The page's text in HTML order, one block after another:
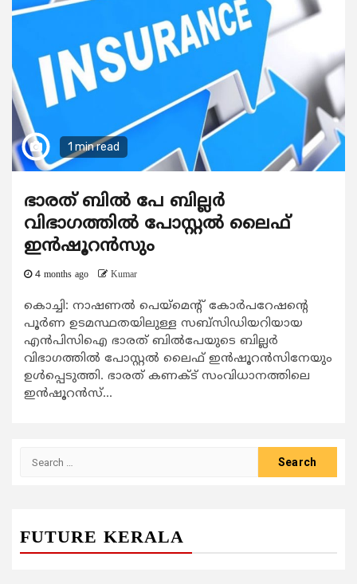
1 min read
ഭാരത് ബില്‍ പേ ബില്ലര്‍
വിഭാഗത്തില്‍ പോസ്റ്റല്‍ ലൈഫ്
ഇന്‍ഷൂറന്‍സും
4 months ago Kumar
കൊച്ചി: നാഷണല്‍ പെയ്മെന്‍റ് കോര്‍പറേഷന്‍റെ
പൂര്‍ണ ഉടമസ്ഥതയിലുള്ള സബ്സിഡിയറിയായ
എന്‍പിസിഐ ഭാരത് ബില്‍പേയുടെ ബില്ലര്‍
വിഭാഗത്തില്‍ പോസ്റ്റല്‍ ലൈഫ് ഇന്‍ഷൂറന്‍സിനേയും
ഉള്‍പ്പെടുത്തി. ഭാരത് കണക്ട് സംവിധാനത്തിലെ
ഇന്‍ഷൂറന്‍സ്...
FUTURE KERALA